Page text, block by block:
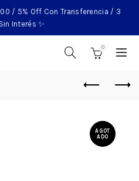
/ 5% Off Con Transferencia / 3
Interés ✨
0
AGOT
ADO